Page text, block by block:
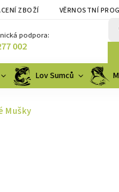
ZBOŽÍ VĚRNOSTNÍ
podpora:
002
Lov Sumců
Mušky